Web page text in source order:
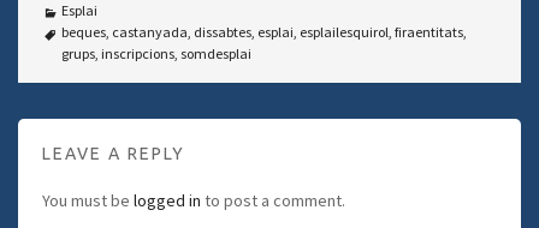
Esplai
beques, castanyada, dissabtes, esplai, esplailesquirol, firaentitats,
grups, inscripcions, somdesplai
LEAVE A REPLY
You must be logged in to post a comment.